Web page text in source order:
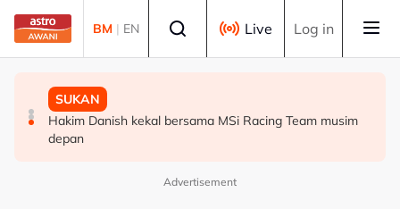
Skip to main content
BM | EN Live Log in
SUKAN
Aliff Rakib hadiah rumah RM1 juta kepada ibu bapa
DUNIA
Syarikat Minyak Nasional Abu Dhabi terkena serangan
peluru berpandu di Selat Hormuz
SUKAN
Hakim Danish kekal bersama MSi Racing Team musim
depan
Advertisement